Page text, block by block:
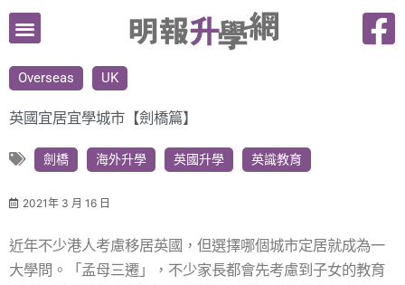
跳
要
內
Overseas UK
英國宜居宜學城市【劍橋篇】
劍橋 海外升學 英國升學 英識教育
2021年 3 月 16 日
近年不少港人考慮移居英國，但選擇哪個城市定居就成為一
大學問。「孟母三遷」，不少家長都會先考慮到子女的教育